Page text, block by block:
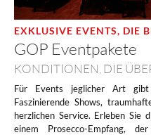
EXKLUSIVE EVENTS, DIE
GOP Eventpakete
KONDITIONEN, DIE
Für Events jeglicher Art
Faszinierende Shows,
herzlichen Service. Erleben Sie
einem Prosecco-Empfang,